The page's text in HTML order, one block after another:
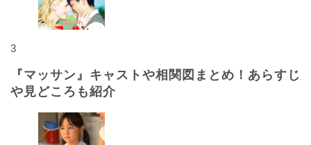
3
『マッサン』キャストや相関図まとめ！あらすじ
や見どころも紹介